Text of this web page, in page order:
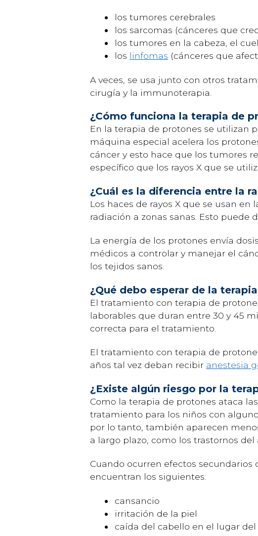
los tumores cerebrales
los sarcomas (cánceres que
los tumores en la cabeza, el
los linfomas (cánceres que
A veces, se usa junto con otros
cirugía y la immunoterapia.
¿Cómo funciona la terapia de
En la terapia de protones se utilizan
máquina especial acelera los
cáncer y esto hace que los tumores
específico que los rayos X que se
¿Cuál es la diferencia entre la
Los haces de rayos X que se usan
radiación a zonas sanas. Esto puede
La energía de los protones envía
médicos a controlar y manejar el
los tejidos sanos.
¿Qué debo esperar de la
El tratamiento con terapia de
laborables que duran entre 30 y 45
correcta para el tratamiento.
El tratamiento con terapia de
años tal vez deban recibir anestesia
¿Existe algún riesgo por la
Como la terapia de protones ataca
tratamiento para los niños con
por lo tanto, también aparecen
a largo plazo, como los trastornos
Cuando ocurren efectos secundarios
encuentran los siguientes:
cansancio
irritación de la piel
caída del cabello en el lugar